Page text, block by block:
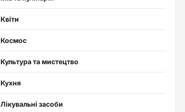
Квіти
Космос
Культура та мистецтво
Кухня
Лікувальні засоби